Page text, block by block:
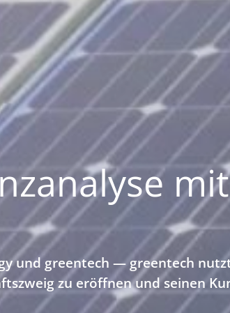
und greentech — greentech
zu eröffnen und seinen